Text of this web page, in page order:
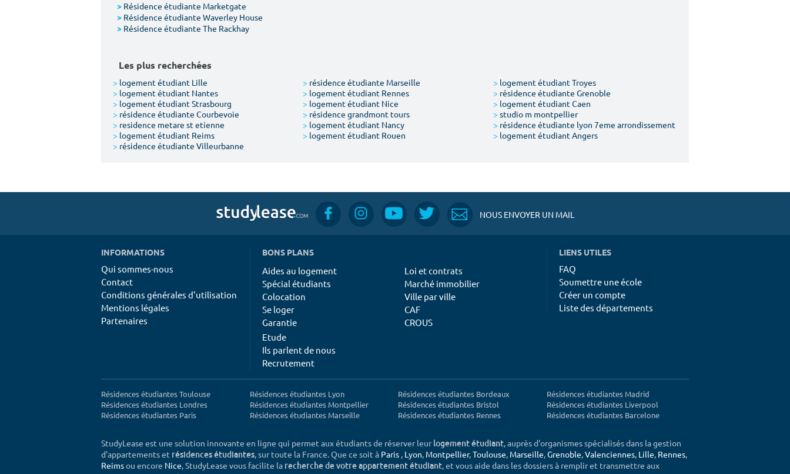
> Résidence étudiante Marketgate
> Résidence étudiante Waverley House
> Résidence étudiante The Rackhay
Les plus recherchées
> logement étudiant Lille > résidence étudiante Marseille > logement étudiant Troyes
> logement étudiant Nantes > logement étudiant Rennes > résidence étudiante Grenoble
> logement étudiant Strasbourg > logement étudiant Nice > logement étudiant Caen
> résidence étudiante Courbevoie > résidence grandmont tours > studio m montpellier
> residence metare st etienne > logement étudiant Nancy > résidence étudiante lyon 7eme arrondissement
> logement étudiant Reims > logement étudiant Rouen > logement étudiant Angers
> résidence étudiante Villeurbanne
NOUS ENVOYER UN MAIL
INFORMATIONS
Qui sommes-nous
Contact
Conditions générales d'utilisation
Mentions légales
Partenaires
BONS PLANS
Aides au logement
Spécial étudiants
Colocation
Se loger
Garantie
Loi et contrats
Marché immobilier
Ville par ville
CAF
CROUS
Etude
Ils parlent de nous
Recrutement
LIENS UTILES
FAQ
Soumettre une école
Créer un compte
Liste des départements
Résidences étudiantes Toulouse
Résidences étudiantes Londres
Résidences étudiantes Paris
Résidences étudiantes Lyon
Résidences étudiantes Montpellier
Résidences étudiantes Marseille
Résidences étudiantes Bordeaux
Résidences étudiantes Bristol
Résidences étudiantes Rennes
Résidences étudiantes Madrid
Résidences étudiantes Liverpool
Résidences étudiantes Barcelone
StudyLease est une solution innovante en ligne qui permet aux étudiants de réserver leurlogement étudiant, auprès d'organismes spécialisés dans la gestion
d'appartements et résidences étudiantes, sur toute la France. Que ce soit à Paris , Lyon, Montpellier,Toulouse, Marseille,Grenoble,Valenciennes, Lille, Rennes,
Reimsou encore Nice, StudyLease vous facilite la recherche de votre appartement étudiant, et vous aide dans les dossiers à remplir et transmettre aux